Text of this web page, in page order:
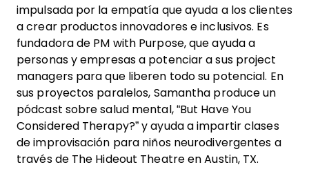
impulsada por la empatía que ayuda a los clientes
a crear productos innovadores e inclusivos. Es
fundadora de PM with Purpose, que ayuda a
personas y empresas a potenciar a sus project
managers para que liberen todo su potencial. En
sus proyectos paralelos, Samantha produce un
pódcast sobre salud mental, “But Have You
Considered Therapy?” y ayuda a impartir clases
de improvisación para niños neurodivergentes a
través de The Hideout Theatre en Austin, TX.